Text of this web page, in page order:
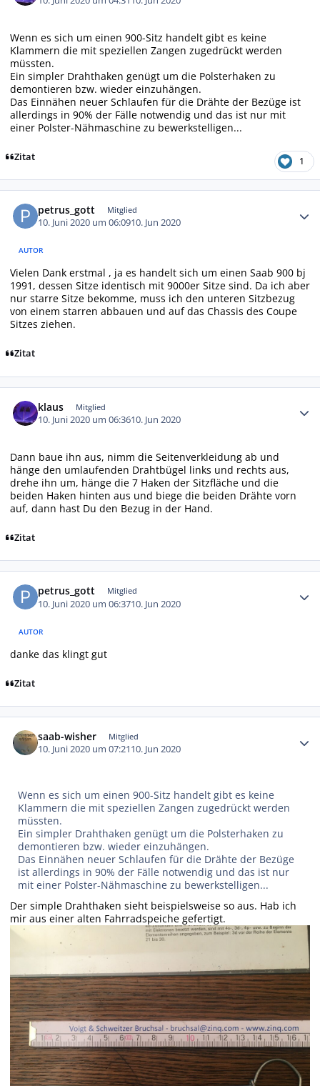
Wenn es sich um einen 900-Sitz handelt gibt es keine
Klammern die mit speziellen Zangen zugedrückt werden
müssten.
Ein simpler Drahthaken genügt um die Polsterhaken zu
demontieren bzw. wieder einzuhängen.
Das Einnähen neuer Schlaufen für die Drähte der Bezüge ist
allerdings in 90% der Fälle notwendig und das ist nur mit
einer Polster-Nähmaschine zu bewerkstelligen...
Zitat 1
petrus_gott Mitglied
10. Juni 2020 um 06:0910. Jun 2020
AUTOR
Vielen Dank erstmal , ja es handelt sich um einen Saab 900 bj
1991, dessen Sitze identisch mit 9000er Sitze sind. Da ich aber
nur starre Sitze bekomme, muss ich den unteren Sitzbezug
von einem starren abbauen und auf das Chassis des Coupe
Sitzes ziehen.
Zitat
klaus Mitglied
10. Juni 2020 um 06:3610. Jun 2020
Dann baue ihn aus, nimm die Seitenverkleidung ab und
hänge den umlaufenden Drahtbügel links und rechts aus,
drehe ihn um, hänge die 7 Haken der Sitzfläche und die
beiden Haken hinten aus und biege die beiden Drähte vorn
auf, dann hast Du den Bezug in der Hand.
Zitat
petrus_gott Mitglied
10. Juni 2020 um 06:3710. Jun 2020
AUTOR
danke das klingt gut
Zitat
saab-wisher Mitglied
10. Juni 2020 um 07:2110. Jun 2020
Wenn es sich um einen 900-Sitz handelt gibt es keine
Klammern die mit speziellen Zangen zugedrückt werden
müssten.
Ein simpler Drahthaken genügt um die Polsterhaken zu
demontieren bzw. wieder einzuhängen.
Das Einnähen neuer Schlaufen für die Drähte der Bezüge
ist allerdings in 90% der Fälle notwendig und das ist nur
mit einer Polster-Nähmaschine zu bewerkstelligen...
Der simple Drahthaken sieht beispielsweise so aus. Hab ich
mir aus einer alten Fahrradspeiche gefertigt.